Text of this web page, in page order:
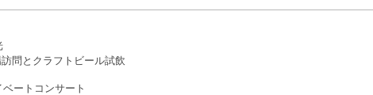
問とクラフトビール試飲
ートコンサート